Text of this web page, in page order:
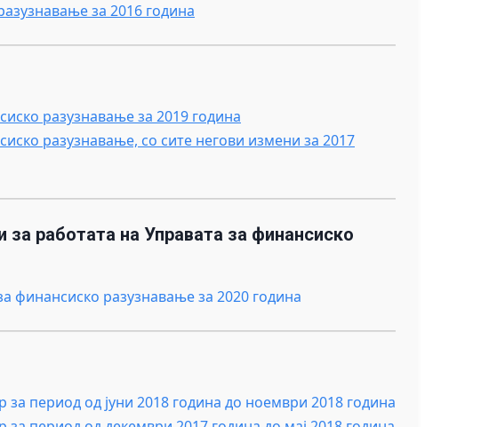
за 2016 година
разузнавање за 2019 година
разузнавање, со сите негови измени за 2017
работата на Управата за финансиско
финансиско разузнавање за 2020 година
период од јуни 2018 година до ноември 2018 година